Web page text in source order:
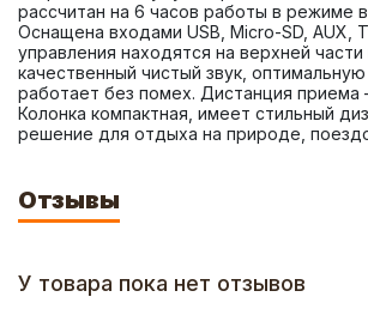
рассчитан на 6 часов работы в режиме
Оснащена входами USB, Micro-SD, AUX,
управления находятся на верхней
качественный чистый звук, оптимальную
работает без помех. Дистанция приема
Колонка компактная, имеет стильный
решение для отдыха на природе,
Отзывы
У товара пока нет отзывов